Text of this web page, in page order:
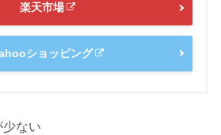
楽天市場
ショッピング
ない